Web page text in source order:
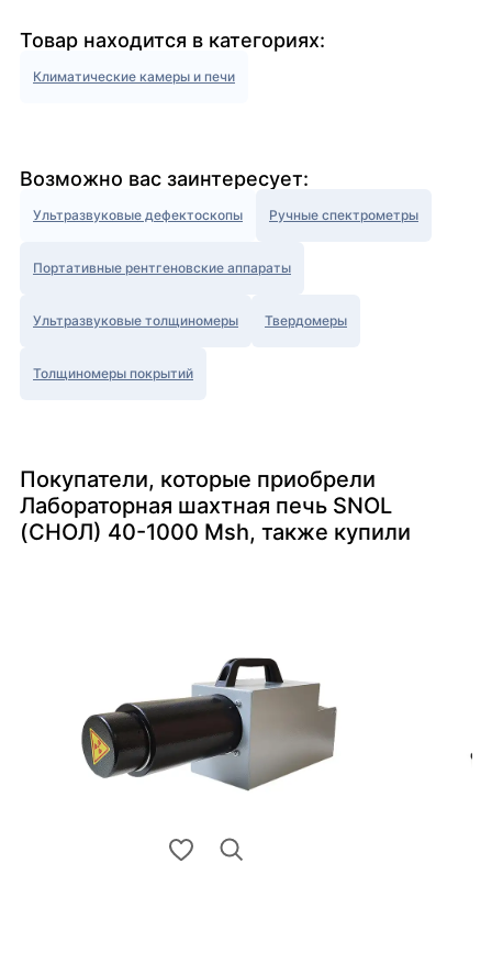
Товар находится в категориях:
Климатические камеры и печи
Возможно вас заинтересует:
Ультразвуковые дефектоскопы Ручные спектрометры
Портативные рентгеновские аппараты
Ультразвуковые толщиномеры Твердомеры
Толщиномеры покрытий
Покупатели, которые приобрели
Лабораторная шахтная печь SNOL
(СНОЛ) 40-1000 Msh, также купили